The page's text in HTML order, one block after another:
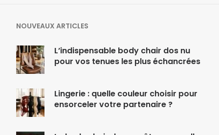
NOUVEAUX ARTICLES
L’indispensable body chair dos nu
pour vos tenues les plus échancrées
Lingerie : quelle couleur choisir pour
ensorceler votre partenaire ?